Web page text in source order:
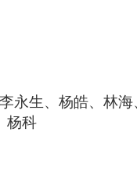
永生、杨皓、林
杨科